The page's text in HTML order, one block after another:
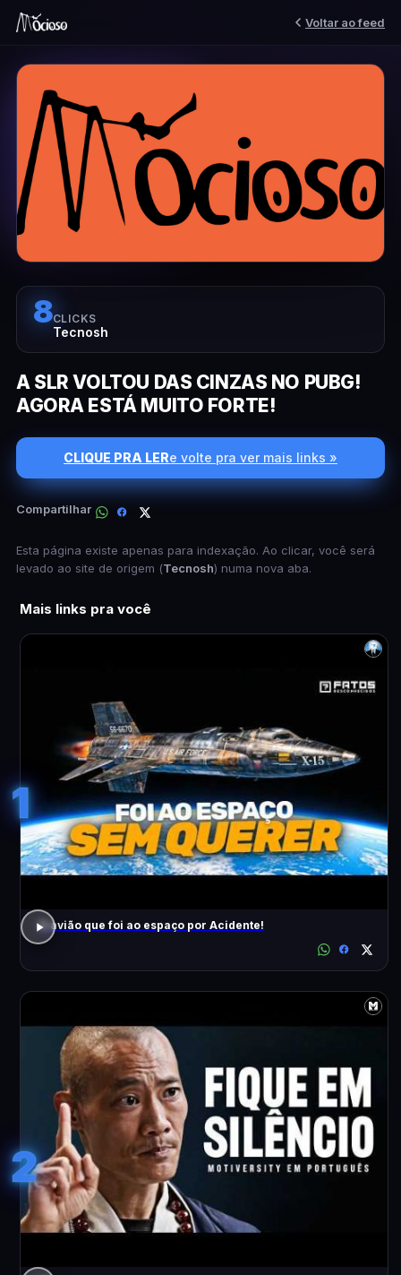
Voltar ao feed
8CLICKS
Tecnosh
A SLR VOLTOU DAS CINZAS NO PUBG!
AGORA ESTÁ MUITO FORTE!
CLIQUE PRA LERe volte pra ver mais links »
Compartilhar
Esta página existe apenas para indexação. Ao clicar, você será
levado ao site de origem (Tecnosh) numa nova aba.
Mais links pra você
1
O avião que foi ao espaço por Acidente!
2